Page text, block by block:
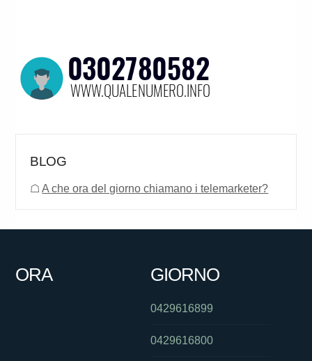
BLOG
☖A che ora del giorno chiamano i telemarketer?
ORA GIORNO
0429616899
0429616800